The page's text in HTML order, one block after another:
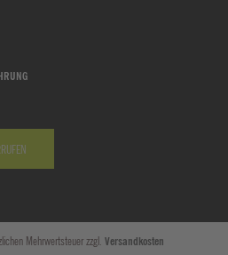
Mehrwertsteuer zzgl. Versandkosten